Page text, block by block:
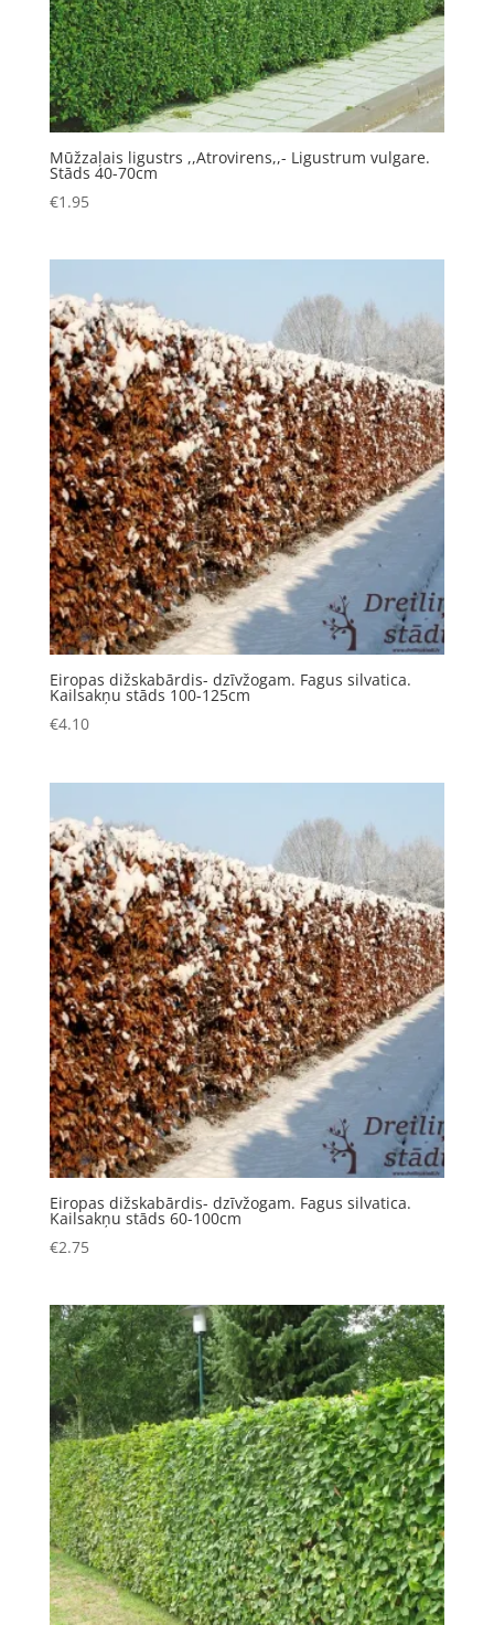
Mūžzaļais ligustrs ,,Atrovirens,,- Ligustrum vulgare.
Stāds 40-70cm
€1.95
Eiropas dižskabārdis- dzīvžogam. Fagus silvatica.
Kailsakņu stāds 100-125cm
€4.10
Eiropas dižskabārdis- dzīvžogam. Fagus silvatica.
Kailsakņu stāds 60-100cm
€2.75